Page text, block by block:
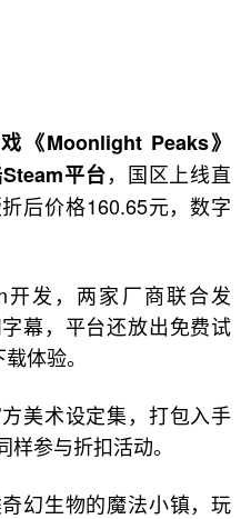
《Moonlight Peaks》
Steam平台，国区上线直
后价格160.65元，数字
开发，两家厂商联合发
幕，平台还放出免费试
体验。
美术设定集，打包入手
参与折扣活动。
幻生物的魔法小镇，玩